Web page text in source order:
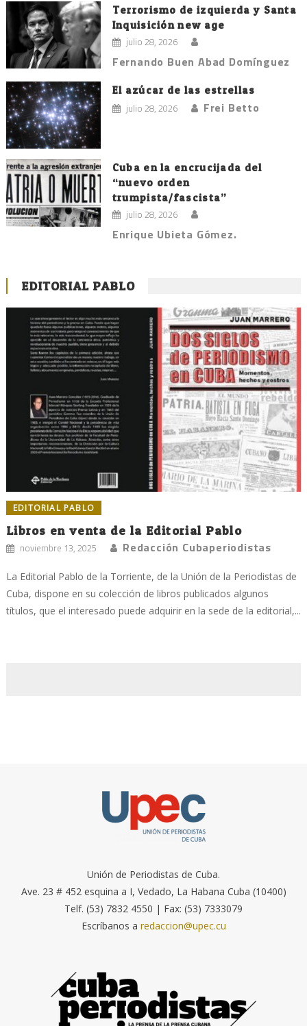
Terrorismo de izquierda y Santa
Inquisición new age
julio 28, 2026
Fernando Buen Abad Domínguez
El azúcar de las estrellas
julio 28, 2026 Frei Betto
Cuba en la encrucijada del
“nuevo orden
trumpista/fascista”
julio 28, 2026
Enrique Ubieta Gómez.
EDITORIAL PABLO
EDITORIAL PABLO
Libros en venta de la Editorial Pablo
noviembre 13, 2025 Redacción Cubaperiodistas
La Editorial Pablo de la Torriente, de la Unión de la Periodistas de
Cuba, dispone en su colección de libros publicados algunos
títulos, que el interesado puede adquirir en la sede de la editorial,...
Unión de Periodistas de Cuba.
Ave. 23 # 452 esquina a I, Vedado, La Habana Cuba (10400)
Telf. (53) 7832 4550 | Fax: (53) 7333079
Escríbanos a redaccion@upec.cu